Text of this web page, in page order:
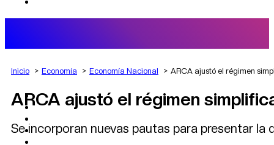
AGRO
DEPORTES
POLÍTICA
Inicio Economía Economía Nacional ARCA ajustó el régimen
ARCA ajustó el régimen
Se incorporan nuevas pautas para presentar